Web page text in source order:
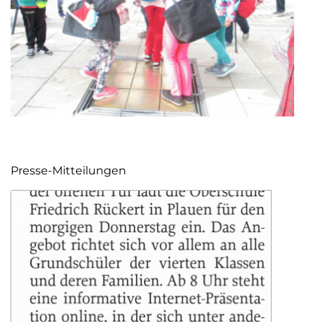
Presse-Mitteilungen